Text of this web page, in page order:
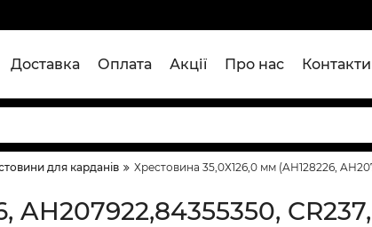
Доставка Оплата Акції Про нас Контакти
для карданів Хрестовина 35,0Х126,0 мм (AH128226,